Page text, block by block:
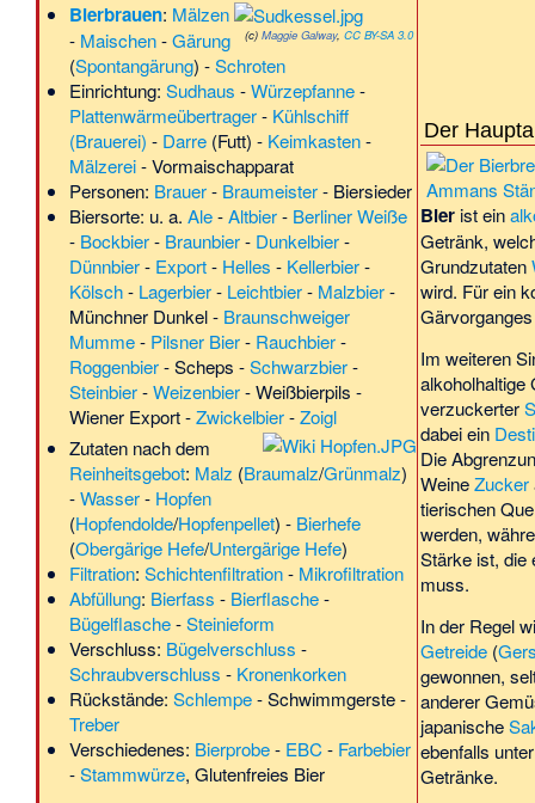
(c)Maggie Galway,CC BY-SA 3.0
Bierbrauen: Mälzen
- Maischen-Gärung
(Spontangärung) -Schroten
Einrichtung: Sudhaus -Würzepfanne-
Plattenwärmeübertrager- Kühlschiff
(Brauerei) - Darre(Futt) - Keimkasten-
Mälzerei-Vormaischapparat
Personen: Brauer- Braumeister- Biersieder
Biersorte: u. a. Ale-Altbier- Berliner Weiße
- Bockbier- Braunbier- Dunkelbier-
Dünnbier- Export- Helles - Kellerbier-
Kölsch- Lagerbier- Leichtbier- Malzbier-
Münchner Dunkel- Braunschweiger
Mumme- Pilsner Bier- Rauchbier-
Roggenbier-Scheps -Schwarzbier-
Steinbier-Weizenbier-Weißbierpils -
Wiener Export-Zwickelbier-Zoigl
Zutaten nach dem
Reinheitsgebot: Malz (Braumalz/Grünmalz)
-Wasser- Hopfen
(Hopfendolde/Hopfenpellet) - Bierhefe
(Obergärige Hefe/Untergärige Hefe)
Filtration: Schichtenfiltration- Mikrofiltration
Abfüllung: Bierfass - Bierflasche-
Bügelflasche-Steinieform
Verschluss: Bügelverschluss -
Schraubverschluss - Kronenkorken
Rückstände: Schlempe-Schwimmgerste-
Treber
Verschiedenes: Bierprobe- EBC- Farbebier
-Stammwürze, Glutenfreies Bier
Der
Bier ist ein
Getränk,
Grundzutaten
wird. Für ein
Im weiteren
alkoholhaltige
verzuckerter
dabei ein
Die
WeineZucker
tierischen
werden,
Stärke ist, die
muss.
In der Regel
Getreide (
gewonnen,
anderer
japanische
ebenfalls
Getränke.